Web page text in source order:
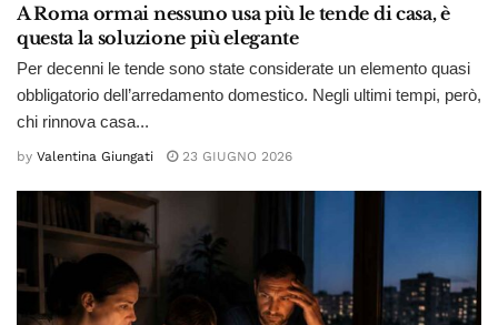
A Roma ormai nessuno usa più le tende di casa, è
questa la soluzione più elegante
Per decenni le tende sono state considerate un elemento quasi
obbligatorio dell’arredamento domestico. Negli ultimi tempi, però,
chi rinnova casa...
by Valentina Giungati 23 GIUGNO 2026